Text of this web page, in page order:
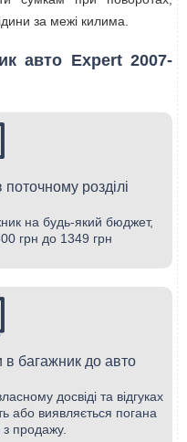
за межі килима.
авто Expert 2007-
розділі
на будь-який бюджет,
грн до 1349 грн
в багажник до авто
досвіді та відгуках
або виявляється погана
з продажу.